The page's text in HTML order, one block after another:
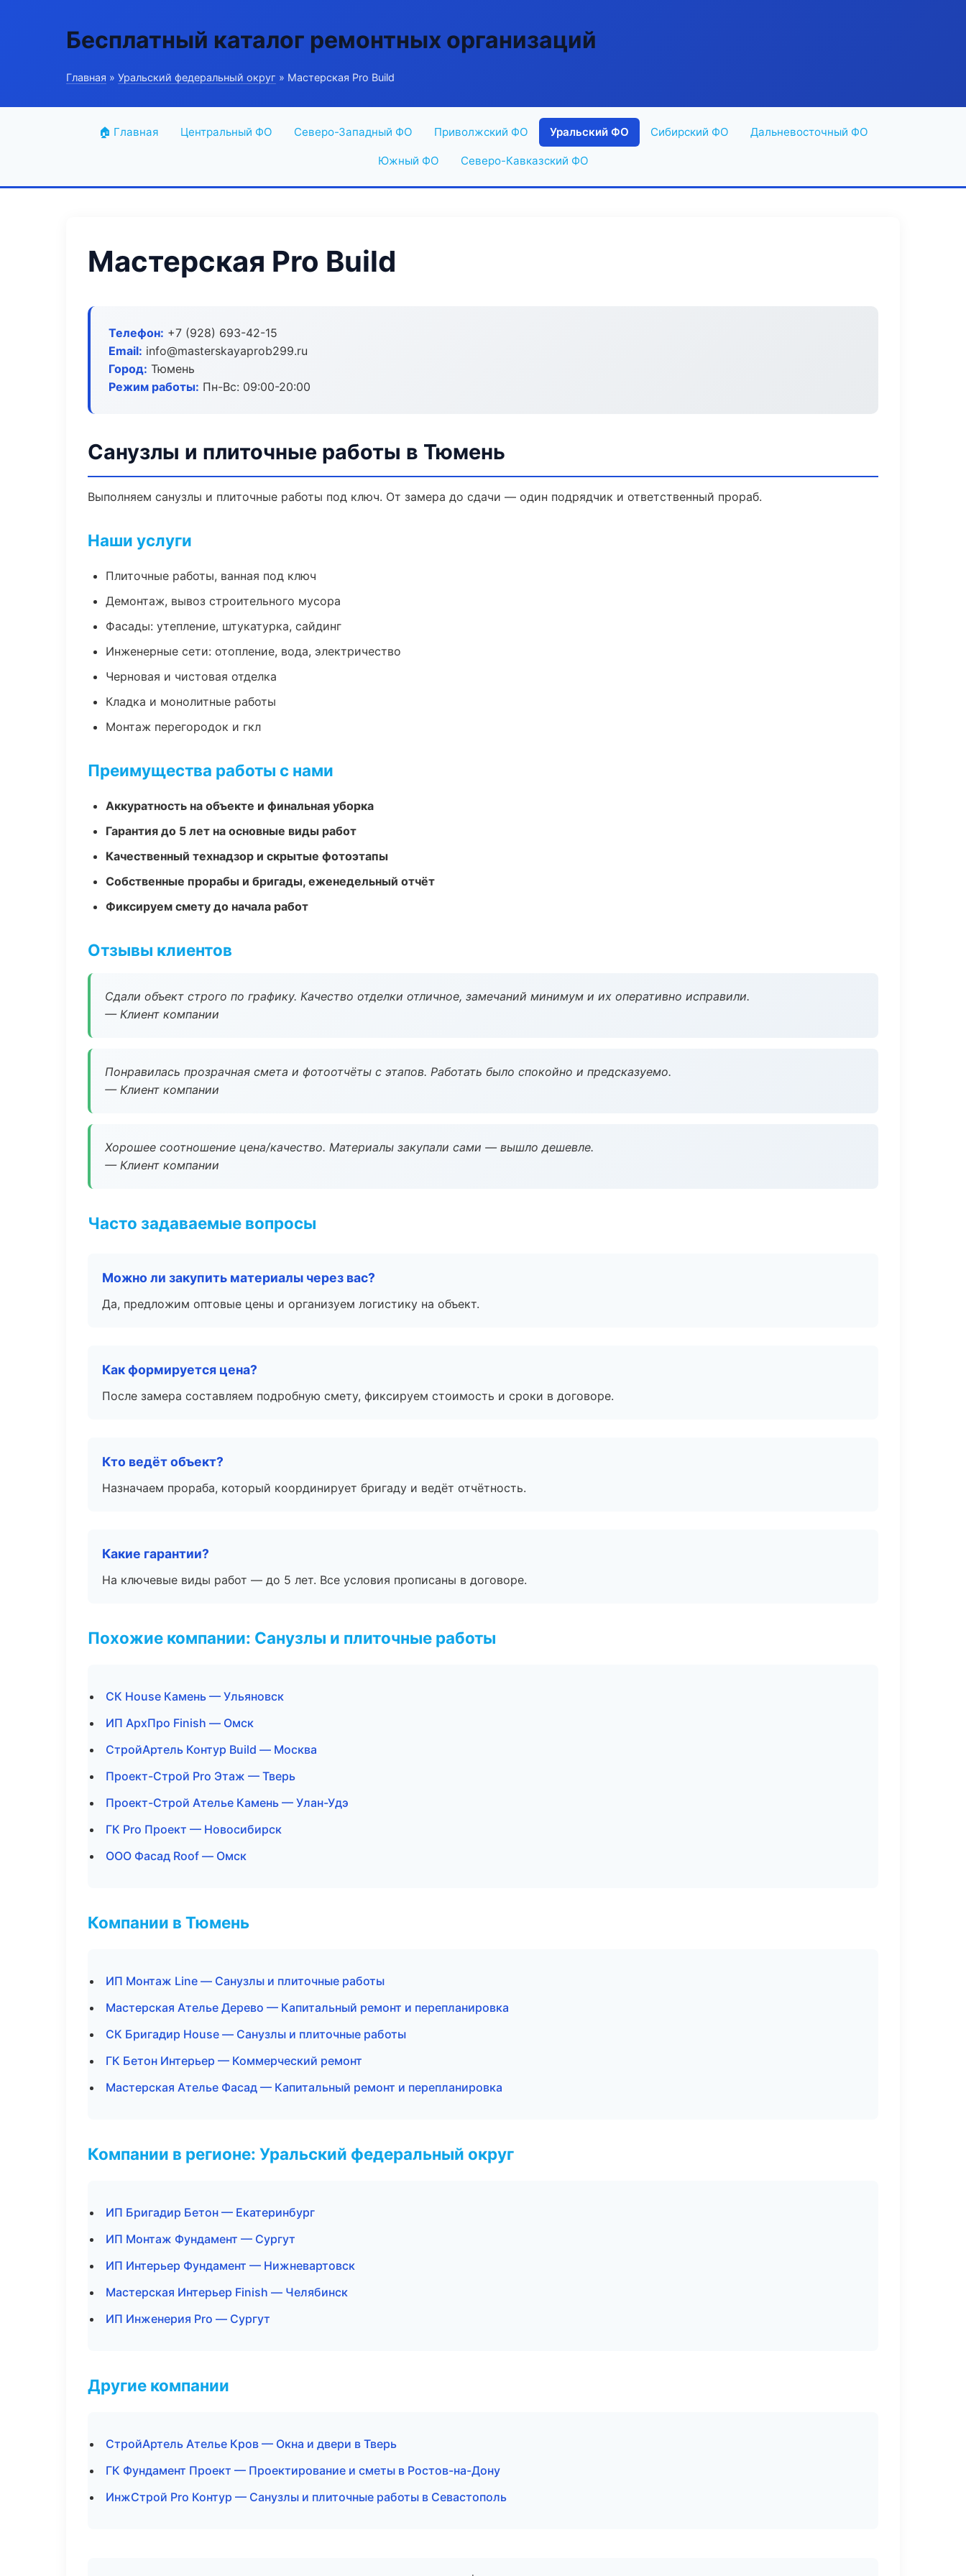
Бесплатный каталог ремонтных организаций
Главная » Уральский федеральный округ » Мастерская Pro Build
🏠 Главная Центральный ФО Северо-Западный ФО Приволжский ФО Уральский ФО Сибирский ФО Дальневосточный ФО
Южный ФО Северо-Кавказский ФО
Мастерская Pro Build
Телефон: +7 (928) 693-42-15
Email: info@masterskayaprob299.ru
Город: Тюмень
Режим работы: Пн-Вс: 09:00-20:00
Санузлы и плиточные работы в Тюмень
Выполняем санузлы и плиточные работы под ключ. От замера до сдачи — один подрядчик и ответственный прораб.
Наши услуги
Плиточные работы, ванная под ключ
Демонтаж, вывоз строительного мусора
Фасады: утепление, штукатурка, сайдинг
Инженерные сети: отопление, вода, электричество
Черновая и чистовая отделка
Кладка и монолитные работы
Монтаж перегородок и гкл
Преимущества работы с нами
Аккуратность на объекте и финальная уборка
Гарантия до 5 лет на основные виды работ
Качественный технадзор и скрытые фотоэтапы
Собственные прорабы и бригады, еженедельный отчёт
Фиксируем смету до начала работ
Отзывы клиентов
Сдали объект строго по графику. Качество отделки отличное, замечаний минимум и их оперативно исправили.
— Клиент компании
Понравилась прозрачная смета и фотоотчёты с этапов. Работать было спокойно и предсказуемо.
— Клиент компании
Хорошее соотношение цена/качество. Материалы закупали сами — вышло дешевле.
— Клиент компании
Часто задаваемые вопросы
Можно ли закупить материалы через вас?
Да, предложим оптовые цены и организуем логистику на объект.
Как формируется цена?
После замера составляем подробную смету, фиксируем стоимость и сроки в договоре.
Кто ведёт объект?
Назначаем прораба, который координирует бригаду и ведёт отчётность.
Какие гарантии?
На ключевые виды работ — до 5 лет. Все условия прописаны в договоре.
Похожие компании: Санузлы и плиточные работы
СК House Камень — Ульяновск
ИП АрхПро Finish — Омск
СтройАртель Контур Build — Москва
Проект-Строй Pro Этаж — Тверь
Проект-Строй Ателье Камень — Улан-Удэ
ГК Pro Проект — Новосибирск
ООО Фасад Roof — Омск
Компании в Тюмень
ИП Монтаж Line — Санузлы и плиточные работы
Мастерская Ателье Дерево — Капитальный ремонт и перепланировка
СК Бригадир House — Санузлы и плиточные работы
ГК Бетон Интерьер — Коммерческий ремонт
Мастерская Ателье Фасад — Капитальный ремонт и перепланировка
Компании в регионе: Уральский федеральный округ
ИП Бригадир Бетон — Екатеринбург
ИП Монтаж Фундамент — Сургут
ИП Интерьер Фундамент — Нижневартовск
Мастерская Интерьер Finish — Челябинск
ИП Инженерия Pro — Сургут
Другие компании
СтройАртель Ателье Кров — Окна и двери в Тверь
ГК Фундамент Проект — Проектирование и сметы в Ростов-на-Дону
ИнжСтрой Pro Контур — Санузлы и плиточные работы в Севастополь